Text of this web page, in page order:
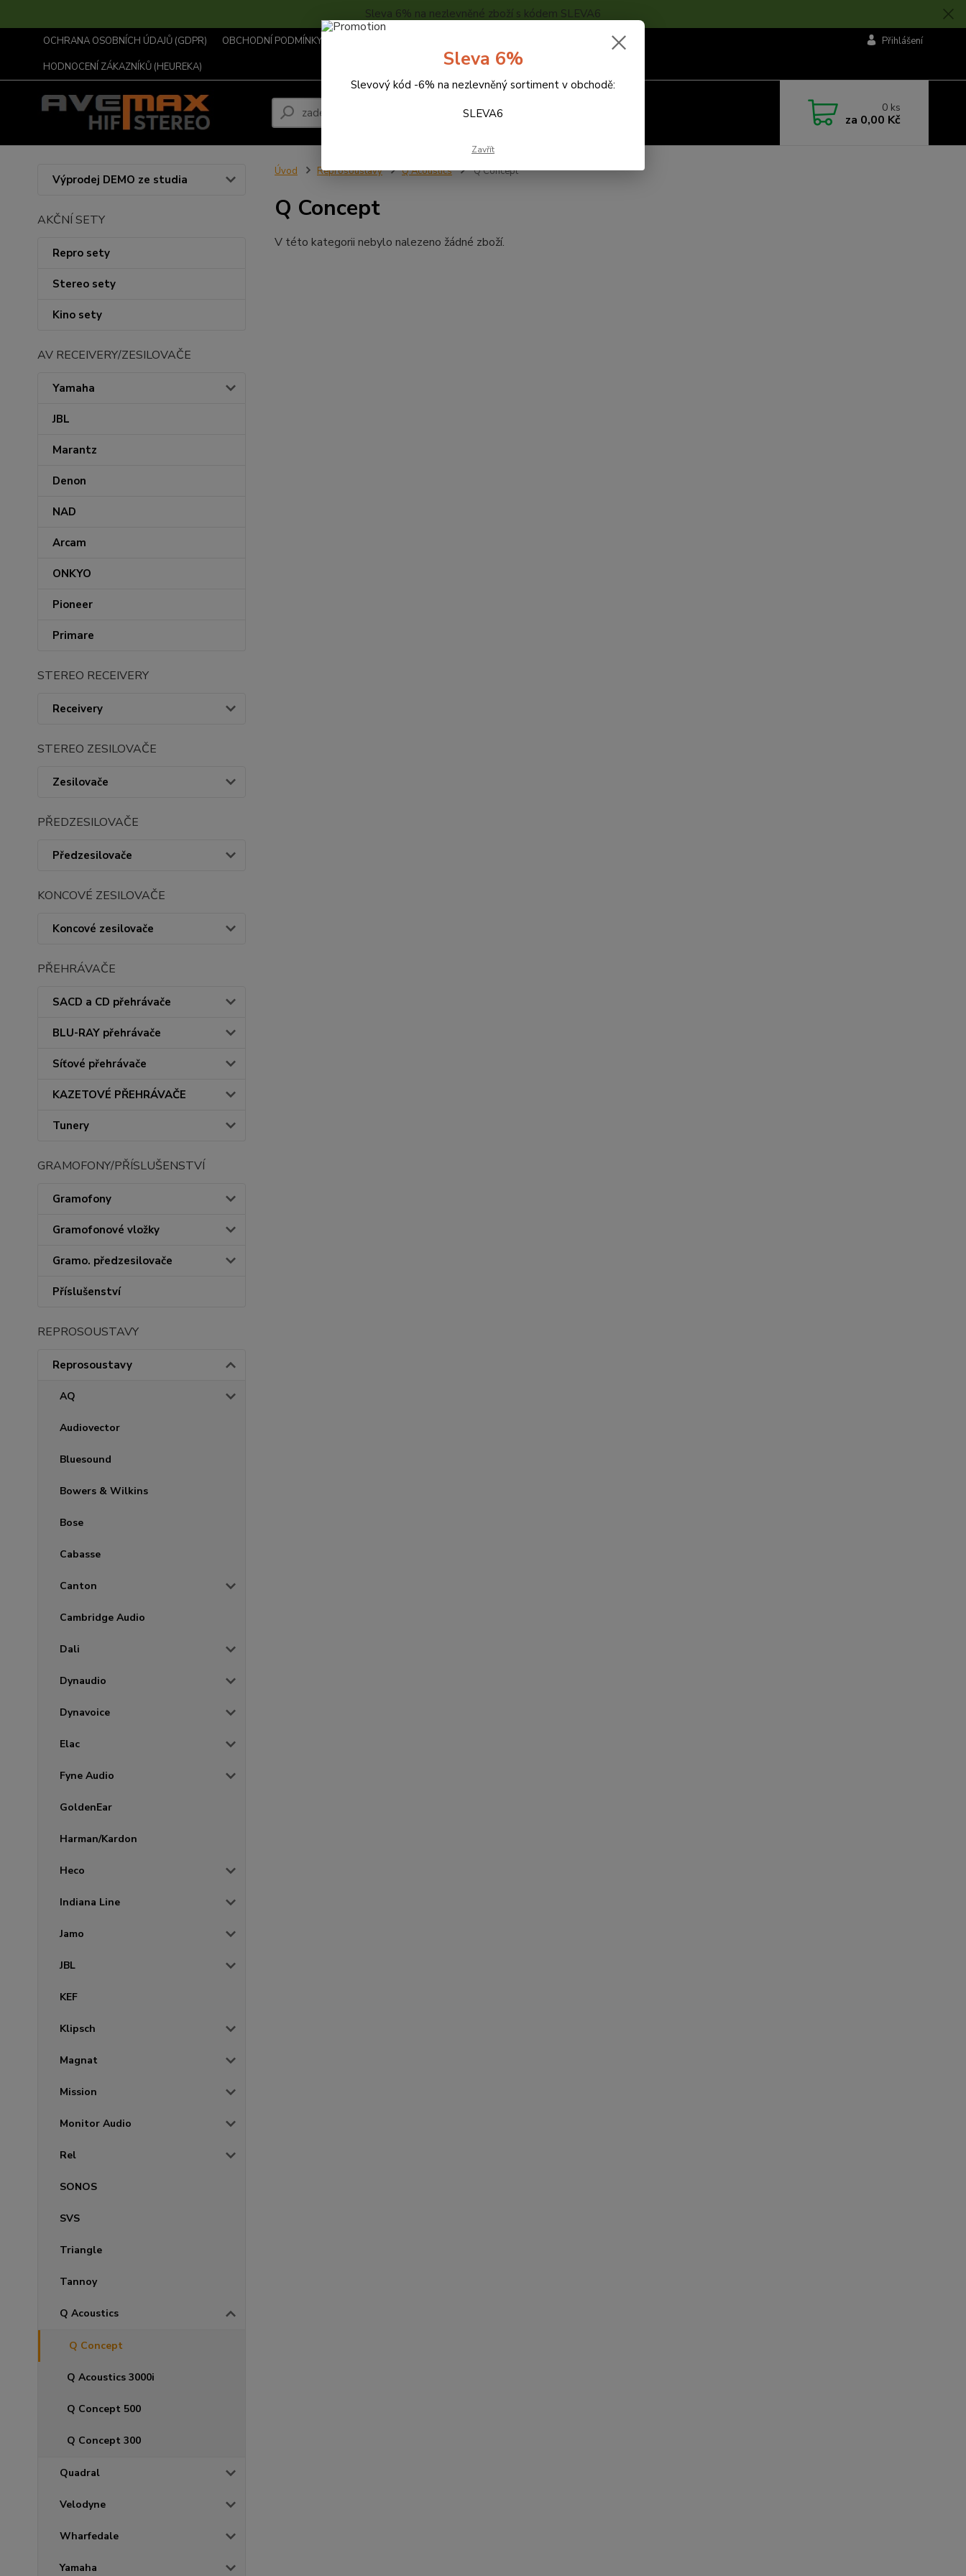
Sleva 6% na nezlevněné zboží s kódem SLEVA6
OCHRANA OSOBNÍCH ÚDAJŮ (GDPR) OBCHODNÍ PODMÍNKY ...
HODNOCENÍ ZÁKAZNÍKŮ (HEUREKA)
Přihlášení
Hledat 0 ks
za 0,00 Kč
Výprodej DEMO ze studia
AKČNÍ SETY
Repro sety
Stereo sety
Kino sety
AV RECEIVERY/ZESILOVAČE
Yamaha
JBL
Marantz
Denon
NAD
Arcam
ONKYO
Pioneer
Primare
STEREO RECEIVERY
Receivery
STEREO ZESILOVAČE
Zesilovače
PŘEDZESILOVAČE
Předzesilovače
KONCOVÉ ZESILOVAČE
Koncové zesilovače
PŘEHRÁVAČE
SACD a CD přehrávače
BLU-RAY přehrávače
Síťové přehrávače
KAZETOVÉ PŘEHRÁVAČE
Tunery
GRAMOFONY/PŘÍSLUŠENSTVÍ
Gramofony
Gramofonové vložky
Gramo. předzesilovače
Příslušenství
REPROSOUSTAVY
Reprosoustavy
AQ
Audiovector
Bluesound
Bowers & Wilkins
Bose
Cabasse
Canton
Cambridge Audio
Dali
Dynaudio
Dynavoice
Elac
Fyne Audio
GoldenEar
Harman/Kardon
Heco
Indiana Line
Jamo
JBL
KEF
Klipsch
Magnat
Mission
Monitor Audio
Rel
SONOS
SVS
Triangle
Tannoy
Q Acoustics
Q Concept
Q Acoustics 3000i
Q Concept 500
Q Concept 300
Quadral
Velodyne
Wharfedale
Yamaha
Úvod Reprosoustavy Q Acoustics Q Concept
Q Concept
V této kategorii nebylo nalezeno žádné zboží.
Sleva 6%
Slevový kód -6% na nezlevněný sortiment v obchodě:
SLEVA6
Zavřít